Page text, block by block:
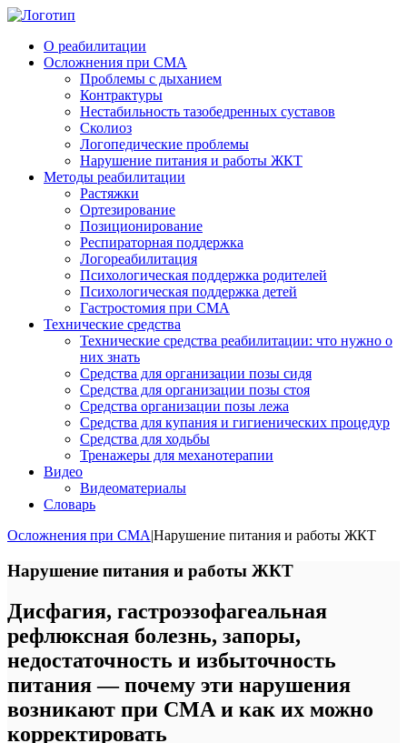
О реабилитации
Осложнения при СМА
Проблемы с дыханием
Контрактуры
Нестабильность тазобедренных суставов
Cколиоз
Логопедические проблемы
Нарушение питания и работы ЖКТ
Методы реабилитации
Растяжки
Ортезирование
Позиционирование
Респираторная поддержка
Логореабилитация
Психологическая поддержка родителей
Психологическая поддержка детей
Гастростомия при СМА
Технические средства
Технические средства реабилитации: что нужно о
них знать
Средства для организации позы сидя
Средства для организации позы стоя
Средства организации позы лежа
Средства для купания и гигиенических процедур
Средства для ходьбы
Тренажеры для механотерапии
Видео
Видеоматериалы
Словарь
Осложнения при СМА|Нарушение питания и работы ЖКТ
Нарушение питания и работы ЖКТ
Дисфагия, гастроэзофагеальная
рефлюксная болезнь, запоры,
недостаточность и избыточность
питания — почему эти нарушения
возникают при СМА и как их можно
корректировать